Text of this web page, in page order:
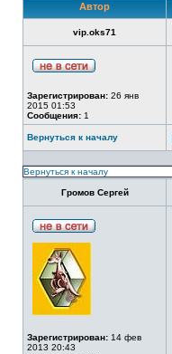
Автор
vip.oks71
Зарегистрирован: 26 янв
2015 01:53
Сообщения: 1
Вернуться к началу
Вернуться к началу
Громов Сергей
Зарегистрирован: 14 фев
2013 20:43